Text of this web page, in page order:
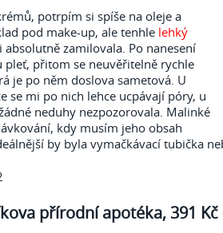
potrpím si spíše na oleje a
pod make-up, ale tenhle lehký
absolutně zamilovala. Po nanesení
pleť, přitom se neuvěřitelně rychle
je po něm doslova sametová. U
se mi po nich lehce ucpávají póry, u
neduhy nezpozorovala. Malinké
kdy musím jeho obsah
by byla vymačkávací tubička
přírodní apotéka, 391 Kč